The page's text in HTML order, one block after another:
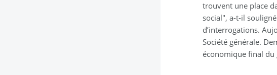
trouvent une place
social", a-t-il
d’interrogations.
Société générale.
économique final du